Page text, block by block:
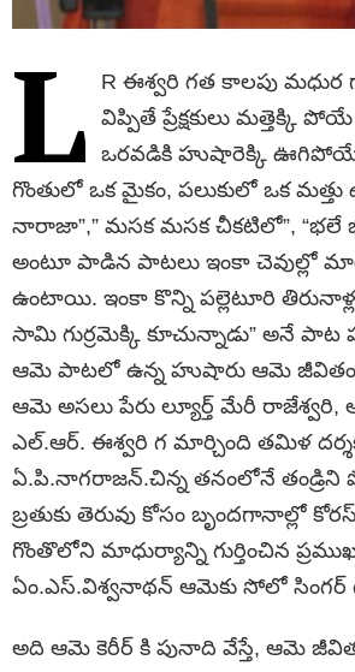
L
R ఈశ్వరి గత కాలపు
విప్పితే ప్రేక్షకులు మత్తెక్కి
ఒరవడికి హుషారెక్కి
గొంతులో ఒక మైకం, పలుకులో ఒక
నారాజా”,” మసక మసక చీకటిలో”,
అంటూ పాడిన పాటలు ఇంకా చెవుల్లో
ఉంటాయి. ఇంకా కొన్ని పల్లెటూరి
సామి గుర్రమెక్కి కూచున్నాడు” అనే పాట
ఆమె పాటలో ఉన్న హుషారు ఆమె
ఆమె అసలు పేరు ల్యూర్త్ మేరీ రాజేశ్వరి,
ఎల్.ఆర్. ఈశ్వరి గ మార్చింది తమిళ
ఏ.పి.నాగరాజన్.చిన్న తనంలోనే తండ్రిని
బ్రతుకు తెరువు కోసం బృందగానాల్లో
గొంతొలోని మాధుర్యాన్ని గుర్తించిన ప్రముఖ
ఏం.ఎస్.విశ్వనాథన్ ఆమెకు సోలో సింగర్
అది ఆమె కెరీర్ కి పునాది వేస్తే, ఆమె